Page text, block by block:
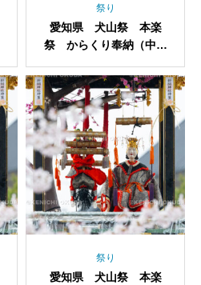
祭り
愛知県 犬山祭 本楽
祭 からくり奉納（中本
祭り
愛知県 犬山祭 本楽